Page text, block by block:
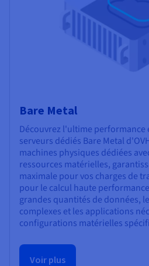
Bare Metal
Découvrez l'ultime performance
serveurs dédiés Bare Metal
machines physiques dédiées
ressources matérielles,
maximale pour vos charges de
pour le calcul haute
grandes quantités de données,
complexes et les applications
configurations matérielles
Voir plus